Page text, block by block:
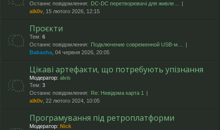
Останнє повідомлення:
DC-DC перетворювачі для живле…
alk0v , 15 лютого 2026, 12:15
Проєкти
Тем: 6
Останнє повідомлення:
Подключение современной USB-м…
Babasha , 04 червня 2026, 20:05
Цікаві артефакти, що потребують упізнання
Модератор: alvis
Тем: 3
Останнє повідомлення:
Re: Невідома карта 1
alk0v , 22 лютого 2024, 10:05
Програмування під ретроплатформи
Модератор: Nick